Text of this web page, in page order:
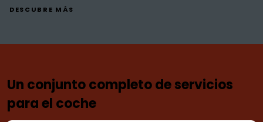
DESCUBRE MÁS
Un conjunto completo de servicios
para el coche